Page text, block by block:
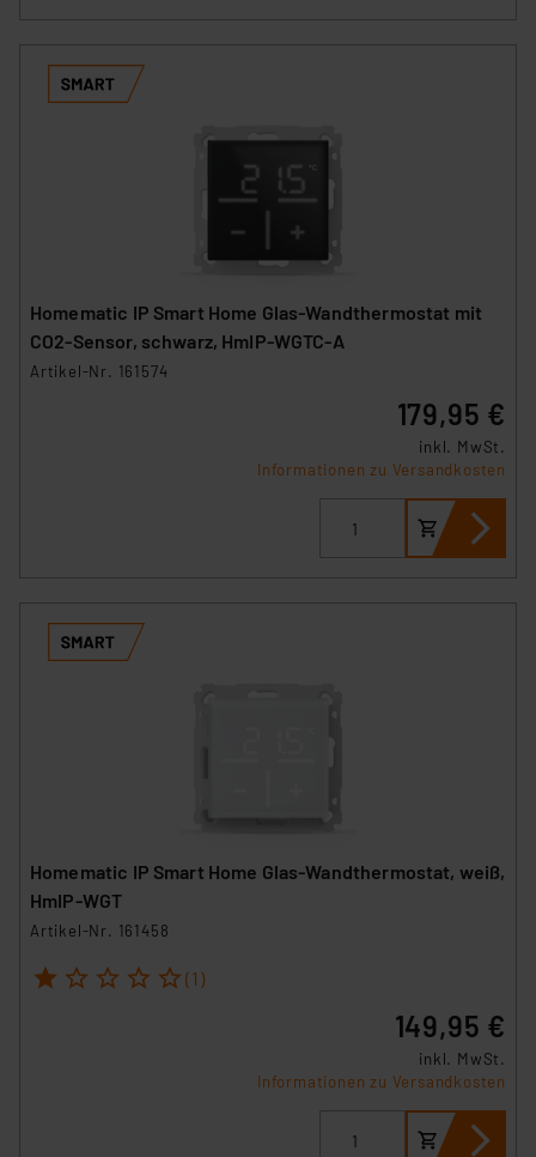
Homematic IP Smart Home Glas-Wandthermostat mit
CO2-Sensor, schwarz, HmIP-WGTC-A
Artikel-Nr. 161574
179,95 €
inkl. MwSt.
Informationen zu Versandkosten
Homematic IP Smart Home Glas-Wandthermostat, weiß,
HmIP-WGT
Artikel-Nr. 161458
1 2 3 4 5 (1)
149,95 €
inkl. MwSt.
Informationen zu Versandkosten